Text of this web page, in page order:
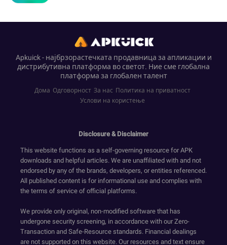
Apkuick - најбрзорастечката продавница за апликации и
дистрибутивна платформа во светот. Ние сме глобална
платформа за глобален талент
Дома Одговорност За нас Политика на приватност
Услови на користење
Disclosure & Disclaimer
This website functions as a self-governing resource for APK
downloads and helpful articles. We are unaffiliated with and not
endorsed by any of the brands, developers, or entities referenced.
All published content is for informational use and complies with
the terms of service of official platforms.
We provide only original, non-modified software that has
undergone security screening, in accordance with our Zero-
Transaction and Safe-Resource standards. Financial dealings
are not supported on this website. Our resources and text ensure